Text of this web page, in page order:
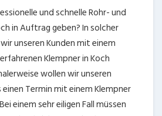
und schnelle Rohr- und
in Auftrag geben? In solcher
unseren Kunden mit einem
Klempner in Koch
wollen wir unseren
einen Termin mit einem Klempner
einem sehr eiligen Fall müssen